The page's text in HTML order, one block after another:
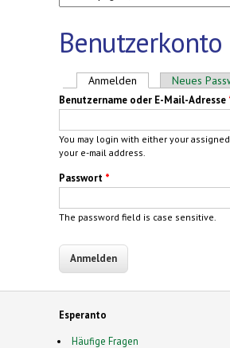
Benutzerkonto
Haupt-Reiter
Anmelden (aktiver Reiter)
Neues
Benutzername oder E-Mail-Adresse
You may login with either your
your e-mail address.
Passwort *
The password field is case sensitive.
Esperanto
Häufige Fragen